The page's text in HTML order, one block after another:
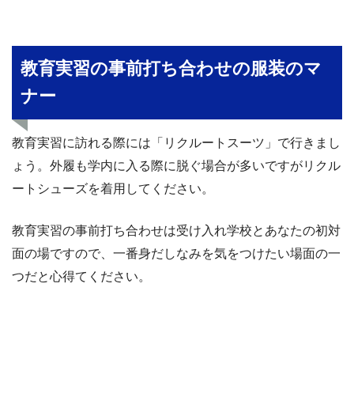
教育実習の事前打ち合わせの服装のマ
ナー
教育実習に訪れる際には「リクルートスーツ」で行きまし
ょう。外履も学内に入る際に脱ぐ場合が多いですがリクル
ートシューズを着用してください。
教育実習の事前打ち合わせは受け入れ学校とあなたの初対
面の場ですので、一番身だしなみを気をつけたい場面の一
つだと心得てください。